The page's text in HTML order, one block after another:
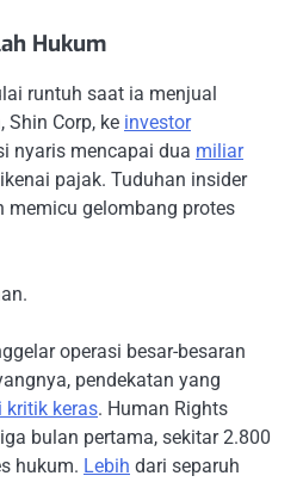
Hukum
runtuh saat ia menjual
Shin Corp, ke investor
nyaris mencapai dua miliar
pajak. Tuduhan insider
memicu gelombang protes
operasi besar-besaran
pendekatan yang
kritik keras. Human Rights
bulan pertama, sekitar 2.800
hukum. Lebih dari separuh